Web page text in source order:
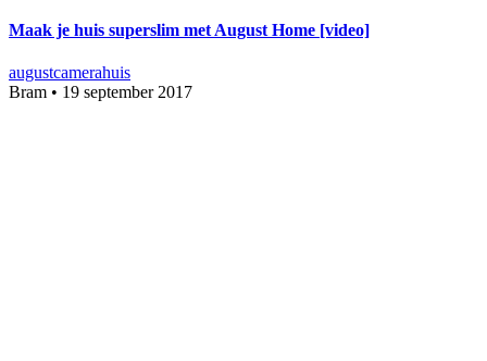
Maak je huis superslim met August Home [video]
augustcamerahuis
Bram • 19 september 2017